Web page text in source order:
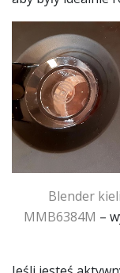
Blender
MMB6384M –